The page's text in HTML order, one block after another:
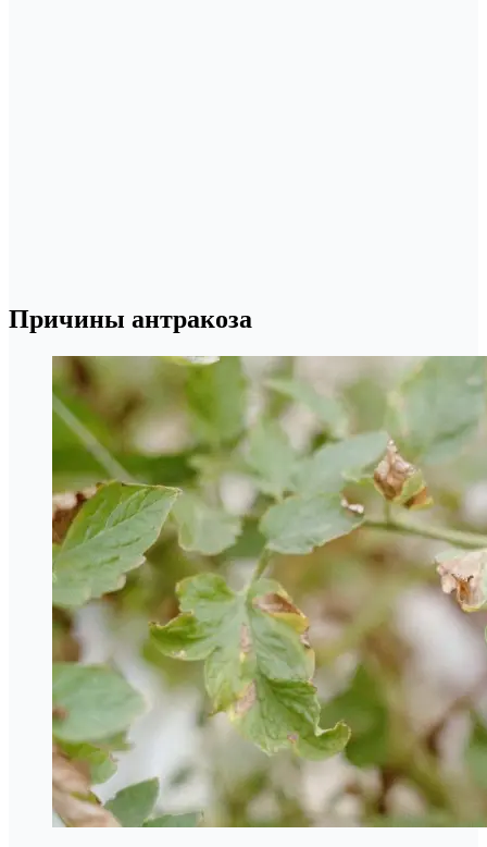
Причины антракоза